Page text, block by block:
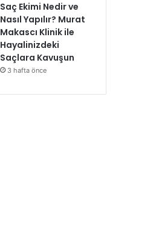
Saç Ekimi Nedir ve
Nasıl Yapılır? Murat
Makascı Klinik ile
Hayalinizdeki
Saçlara Kavuşun
3 hafta önce